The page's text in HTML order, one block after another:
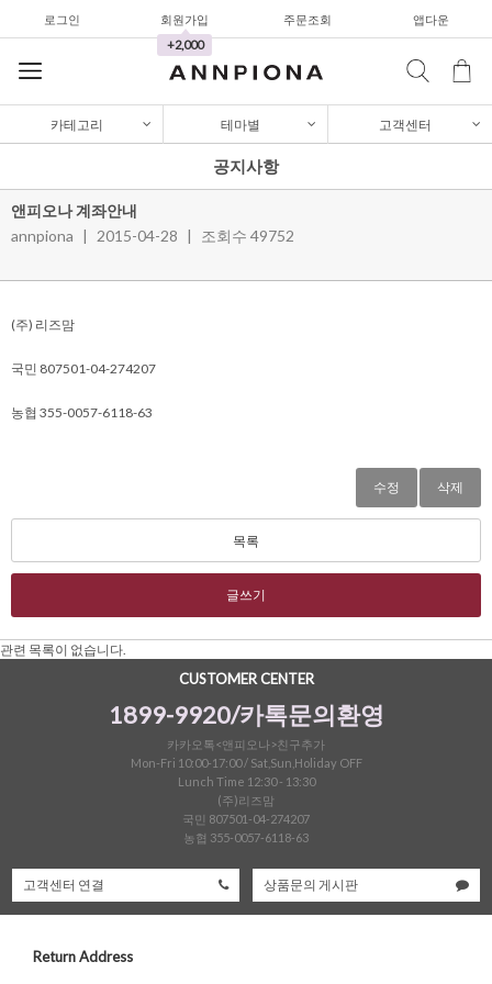
로그인
회원가입
+2,000
주문조회 앱다운
와이드팬츠
한정세일
셔츠&블라우스
가디건/니트
카테고리 테마별 고객센터
공지사항
앤피오나 계좌안내
annpiona | 2015-04-28 | 조회수 49752
(주) 리즈맘
국민 807501-04-274207
농협 355-0057-6118-63
수정 삭제
목록
글쓰기
관련 목록이 없습니다.
CUSTOMER CENTER
1899-9920/카톡문의환영
카카오톡<앤피오나>친구추가
Mon-Fri 10:00-17:00 / Sat,Sun,Holiday OFF
Lunch Time 12:30 - 13:30
(주)리즈맘
국민 807501-04-274207
농협 355-0057-6118-63
고객센터 연결 상품문의 게시판
Return Address